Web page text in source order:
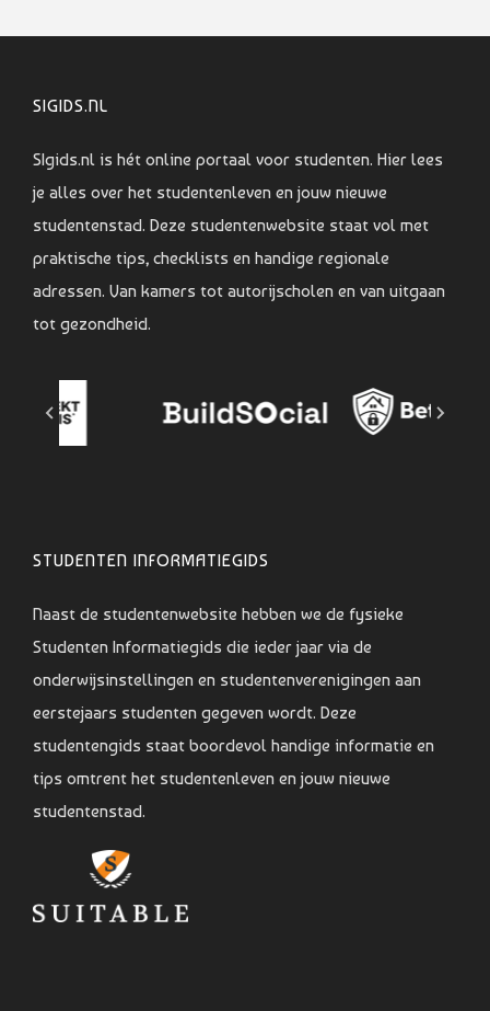
SIGIDS.NL
SIgids.nl is hét online portaal voor studenten. Hier lees
je alles over het studentenleven en jouw nieuwe
studentenstad. Deze studentenwebsite staat vol met
praktische tips, checklists en handige regionale
adressen. Van kamers tot autorijscholen en van uitgaan
tot gezondheid.
STUDENTEN INFORMATIEGIDS
Naast de studentenwebsite hebben we de fysieke
Studenten Informatiegids die ieder jaar via de
onderwijsinstellingen en studentenverenigingen aan
eerstejaars studenten gegeven wordt. Deze
studentengids staat boordevol handige informatie en
tips omtrent het studentenleven en jouw nieuwe
studentenstad.